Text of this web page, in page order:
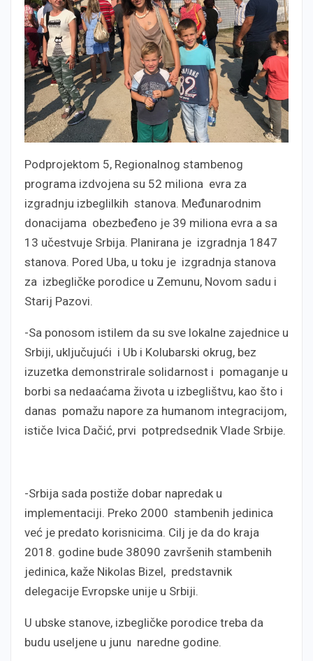
Podprojektom 5, Regionalnog stambenog
programa izdvojena su 52 miliona evra za
izgradnju izbeglilkih stanova. Međunarodnim
donacijama obezbeđeno je 39 miliona evra a sa
13 učestvuje Srbija. Planirana je izgradnja 1847
stanova. Pored Uba, u toku je izgradnja stanova
za izbegličke porodice u Zemunu, Novom sadu i
Starij Pazovi.
-Sa ponosom istilem da su sve lokalne zajednice u
Srbiji, uključujući i Ub i Kolubarski okrug, bez
izuzetka demonstrirale solidarnost i pomaganje u
borbi sa nedaaćama života u izbeglištvu, kao što i
danas pomažu napore za humanom integracijom,
ističe Ivica Dačić, prvi potpredsednik Vlade Srbije.
-Srbija sada postiže dobar napredak u
implementaciji. Preko 2000 stambenih jedinica
već je predato korisnicima. Cilj je da do kraja
2018. godine bude 38090 završenih stambenih
jedinica, kaže Nikolas Bizel, predstavnik
delegacije Evropske unije u Srbiji.
U ubske stanove, izbegličke porodice treba da
budu useljene u junu naredne godine.